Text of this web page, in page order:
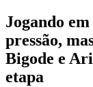
Jogando
pressão,
Bigode e
etapa